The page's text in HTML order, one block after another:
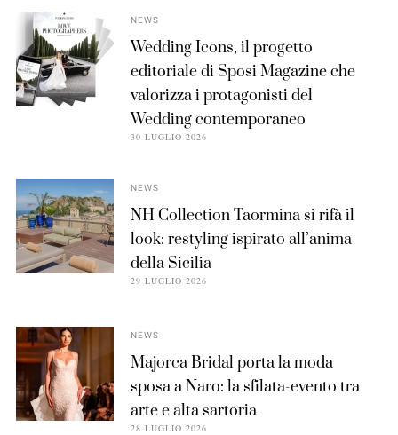
NEWS
Wedding Icons, il progetto
editoriale di Sposi Magazine che
valorizza i protagonisti del
Wedding contemporaneo
30 LUGLIO 2026
NEWS
NH Collection Taormina si rifà il
look: restyling ispirato all’anima
della Sicilia
29 LUGLIO 2026
NEWS
Majorca Bridal porta la moda
sposa a Naro: la sfilata-evento tra
arte e alta sartoria
28 LUGLIO 2026